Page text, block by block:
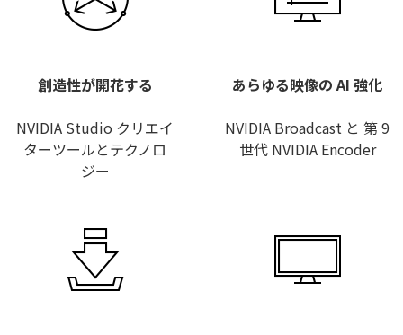
創造性が開花する
NVIDIA Studio クリエイ
ターツールとテクノロ
ジー
あらゆる映像の AI 強化
NVIDIA Broadcast と 第 9
世代 NVIDIA Encoder